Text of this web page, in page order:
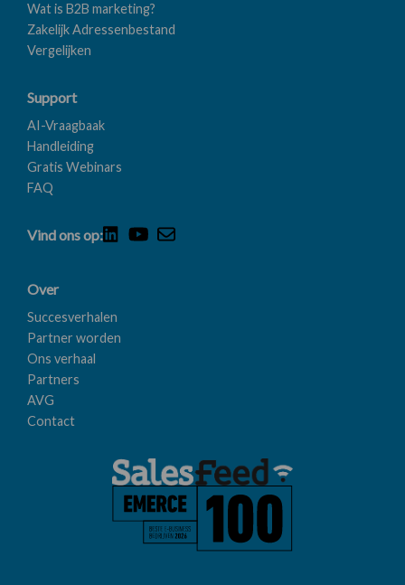
Wat is B2B marketing?
Zakelijk Adressenbestand
Vergelijken
Support
AI-Vraagbaak
Handleiding
Gratis Webinars
FAQ
Vind ons op:
Over
Succesverhalen
Partner worden
Ons verhaal
Partners
AVG
Contact